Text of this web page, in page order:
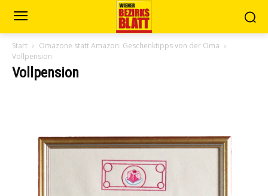
Start
Omazone statt Amazon: Geschenktipps von der Oma
Vollpension
Vollpension